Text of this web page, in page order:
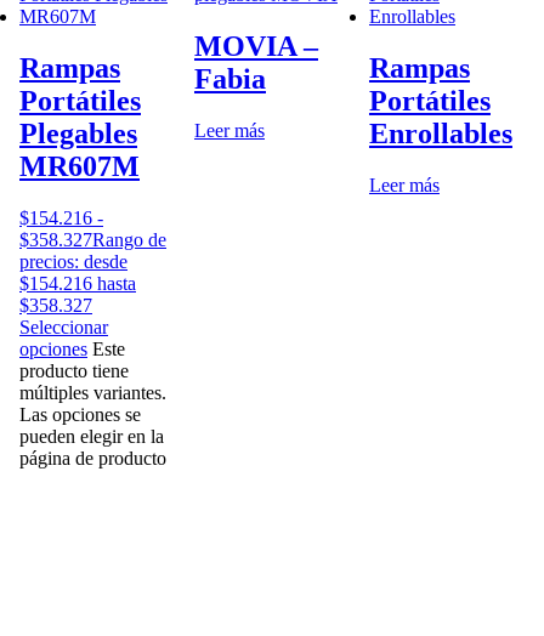
Rampas
Portátiles
Plegables
MR607M
$154.216 -
$358.327Rango de
precios: desde
$154.216 hasta
$358.327
Seleccionar
opciones Este
producto tiene
múltiples variantes.
Las opciones se
pueden elegir en la
página de producto
MOVIA –
Fabia
Leer más
Rampas
Portátiles
Enrollables
Leer más